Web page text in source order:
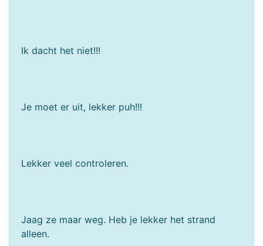
Ik dacht het niet!!!
Je moet er uit, lekker puh!!!
Lekker veel controleren.
Jaag ze maar weg. Heb je lekker het strand
alleen.